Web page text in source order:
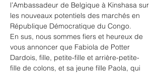
l’Ambassadeur de Belgique à Kinshasa sur
les nouveaux potentiels des marchés en
République Démocratique du Congo.
En sus, nous sommes fiers et heureux de
vous annoncer que Fabiola de Potter
Dardois, fille, petite-fille et arrière-petite-
fille de colons, et sa jeune fille Paola, qui